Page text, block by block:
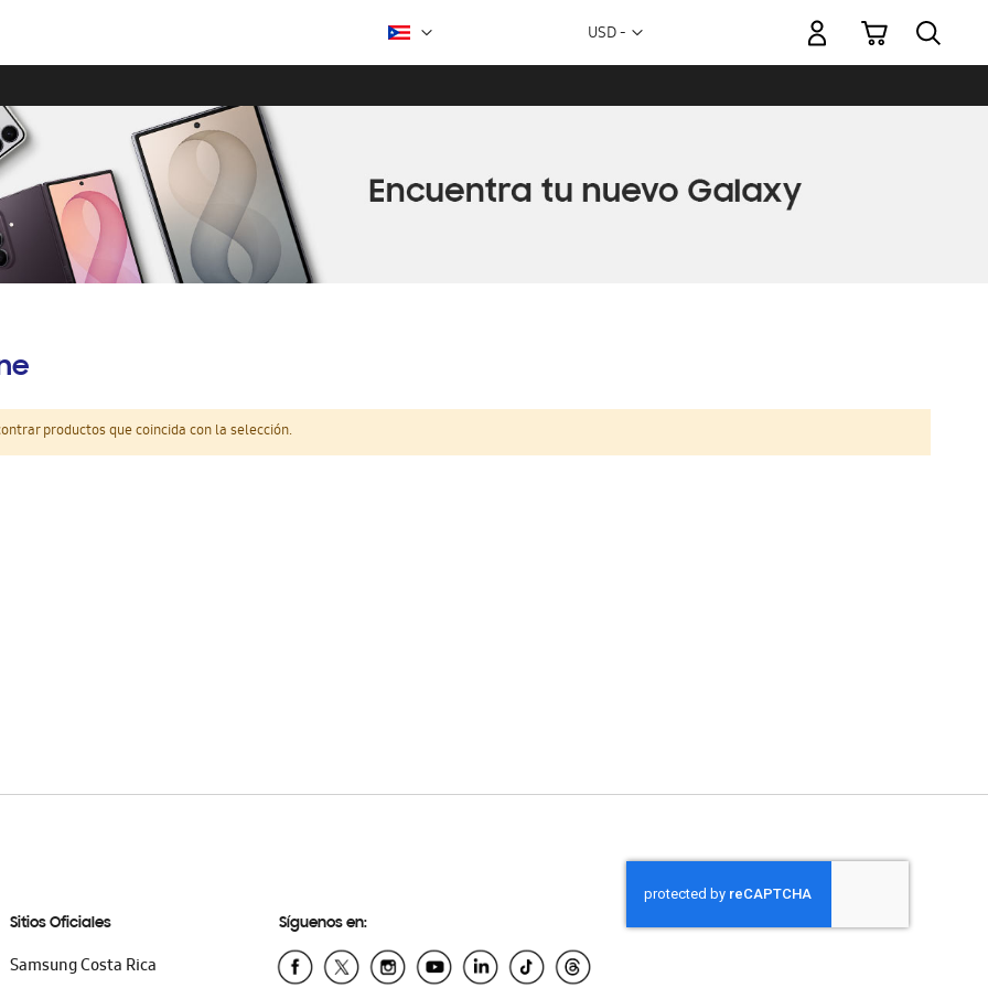
Moneda
USD -
Mi carrito
productos que coincida con la selección.
Sitios Oficiales
Samsung Costa Rica
Síguenos en: